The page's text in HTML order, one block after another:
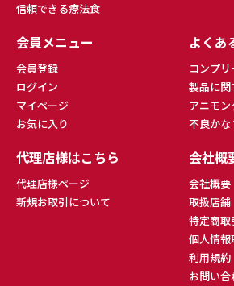
信頼できる療法食
会員メニュー
会員登録
ログイン
マイページ
お気に入り
よくあ
コンプ
製品に関
アニモ
不良かな
代理店様はこちら
代理店様ページ
新規お取引について
会社概
会社概要
取扱店舗
特定商
個人情報
利用規約
お問い合